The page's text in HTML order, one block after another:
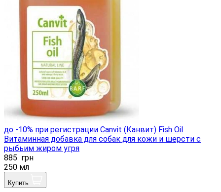
до -10% при регистрации Canvit (Канвит) Fish Oil
Витаминная добавка для собак для кожи и шерсти с
рыбьим жиром угря
885 грн
250 мл
Купить